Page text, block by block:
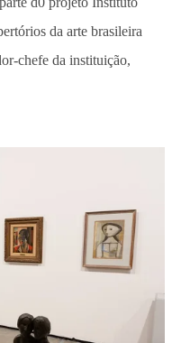
da arte brasileira
chefe da instituição,